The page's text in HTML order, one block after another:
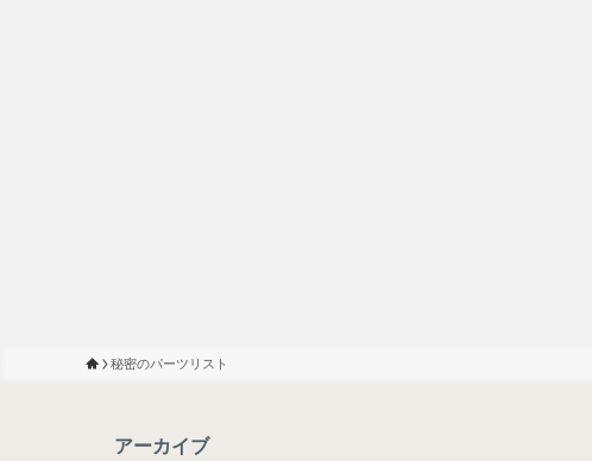
秘密のパーツリスト
アーカイブ